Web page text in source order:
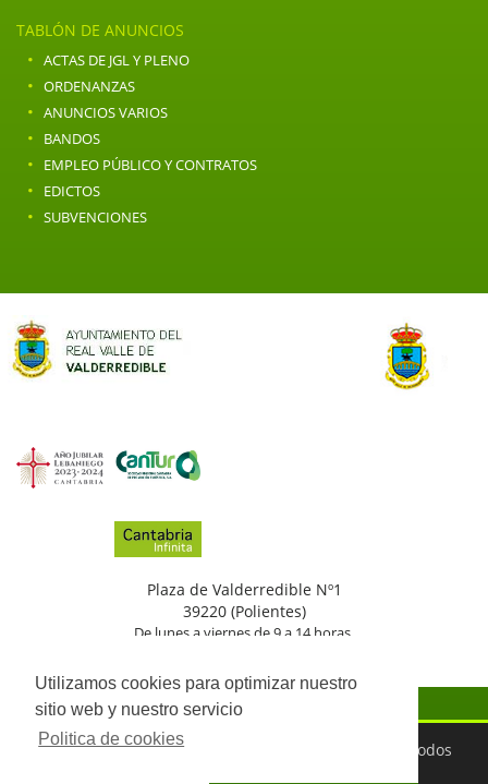
Utilizamos cookies para optimizar nuestro
sitio web y nuestro servicio
Politica de cookies
TABLÓN DE ANUNCIOS
· ACTAS DE JGL Y PLENO
· ORDENANZAS
· ANUNCIOS VARIOS
· BANDOS
· EMPLEO PÚBLICO Y CONTRATOS
· EDICTOS
· SUBVENCIONES
Plaza de Valderredible Nº1
39220 (Polientes)
De lunes a viernes de 9 a 14 horas.
©2026 Ayuntamiento del Real Valle de Valderredible. Todos